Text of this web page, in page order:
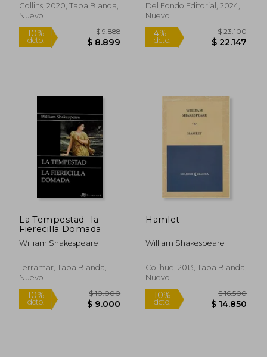
dcto. $ 6.345 dcto. $
Collins, 2020, Tapa Blanda,
Nuevo
Del Fondo Editorial, 2024,
Nuevo
La Tempestad -la
Fierecilla Domada
William Shakespeare
Terramar, Tapa Blanda,
Nuevo
Hamlet
William Shakespeare
Colihue, 2013, Tapa Blanda,
Nuevo